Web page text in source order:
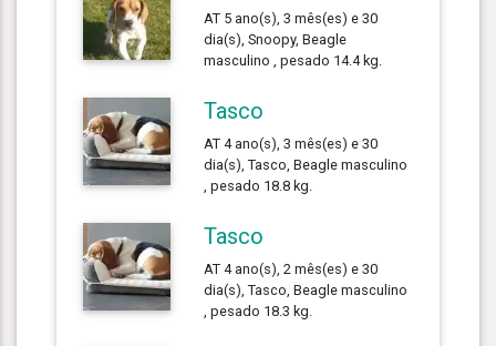
AT 5 ano(s), 3 mês(es) e 30
dia(s), Snoopy, Beagle
masculino , pesado 14.4 kg.
Tasco
AT 4 ano(s), 3 mês(es) e 30
dia(s), Tasco, Beagle masculino
, pesado 18.8 kg.
Tasco
AT 4 ano(s), 2 mês(es) e 30
dia(s), Tasco, Beagle masculino
, pesado 18.3 kg.